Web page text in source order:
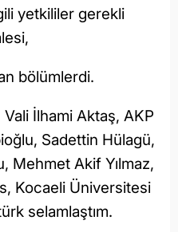
yetkililer gerekli
bölümlerdi.
Vali İlhami Aktaş, AKP
Sadettin Hülagü,
Mehmet Akif Yılmaz,
Kocaeli Üniversitesi
selamlaştım.